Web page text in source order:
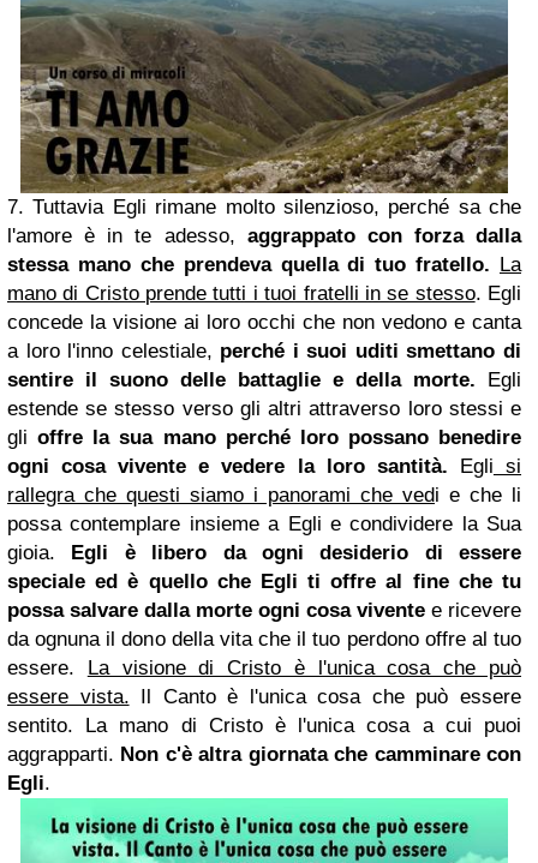
7. Tuttavia Egli rimane molto silenzioso, perché sa che
l'amore è in te adesso, aggrappato con forza dalla
stessa mano che prendeva quella di tuo fratello. La
mano di Cristo prende tutti i tuoi fratelli in se stesso. Egli
concede la visione ai loro occhi che non vedono e canta
a loro l'inno celestiale, perché i suoi uditi smettano di
sentire il suono delle battaglie e della morte.
Egli
estende se stesso verso gli altri attraverso loro stessi e
glioffre la sua mano perché loro possano benedire
ogni cosa vivente e vedere la loro santità.
Egli si
rallegra che questi siamo i panorami che vedi e che li
possa contemplare insieme a Egli e condividere la Sua
gioia.
Egli è libero da ogni desiderio di essere
speciale ed è quello che Egli ti offre al fine che tu
possa salvare dalla morte ogni cosa vivente e ricevere
da ognuna il dono della vita che il tuo perdono offre al tuo
essere.
La visione di Cristo è l'unica cosa che può
essere vista. Il Canto è l'unica cosa che può essere
sentito.
La mano di Cristo è l'unica cosa a cui puoi
aggrapparti. Non c'è altra giornata che camminare con
Egli.